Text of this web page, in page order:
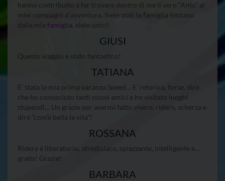
hanno contribuito a far trovare dentro di me il vero “Anto” ai
miei compagni d’avventura. Siete stati la famiglia lontano
dalla mia famiglia, siete unici!
GIUSI
Questo viaggio è stato fantastico!
TATIANA
E’ stata la mia prima vacanza Speed… E’ retorica, forse, dire
che ho conosciuto tanti nuovi amici e ho visitato luoghi
stupendi… Un grazie per avermi fatto vivere, ridere, scherza e
dire “com’è bella la vita”!
ROSSANA
Ridere è liberatorio, afrodisiaco, spiazzante, intelligente e…
gratis! Grazie!
BARBARA